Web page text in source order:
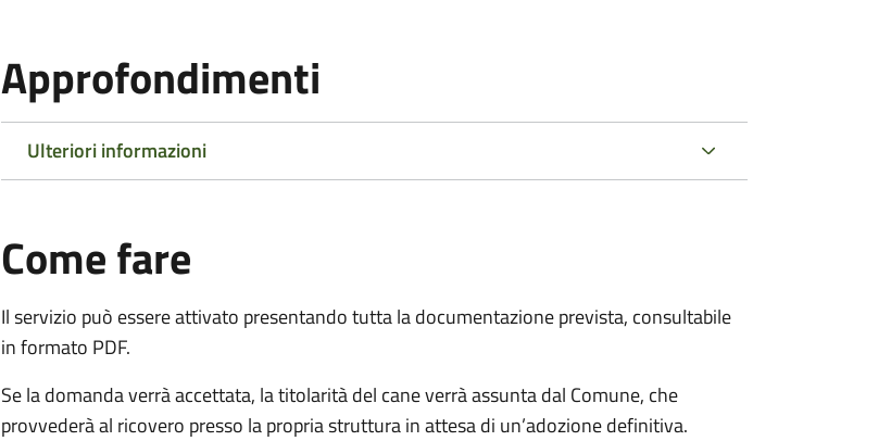
Approfondimenti
Ulteriori informazioni
Come fare
Il servizio può essere attivato presentando tutta la documentazione prevista, consultabile
in formato PDF.
Se la domanda verrà accettata, la titolarità del cane verrà assunta dal Comune, che
provvederà al ricovero presso la propria struttura in attesa di un’adozione definitiva.